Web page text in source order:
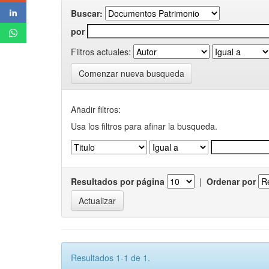
Buscar:
por
Filtros actuales:
Comenzar nueva busqueda
Añadir filtros:
Usa los filtros para afinar la busqueda.
Resultados por página | Ordenar por
Resultados 1-1 de 1.